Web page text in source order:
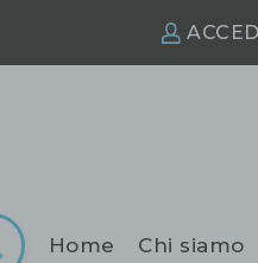
Home Chi siamo